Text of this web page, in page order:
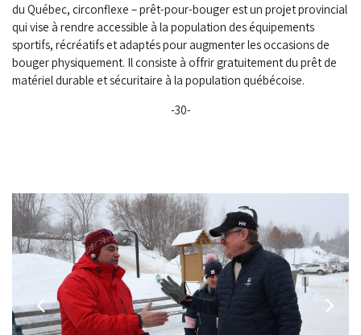
du Québec, circonflexe – prêt-pour-bouger est un projet provincial
qui vise à rendre accessible à la population des équipements
sportifs, récréatifs et adaptés pour augmenter les occasions de
bouger physiquement. Il consiste à offrir gratuitement du prêt de
matériel durable et sécuritaire à la population québécoise.
-30-